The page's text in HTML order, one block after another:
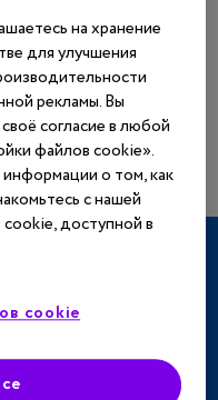
на хранение
для улучшения
рекламы. Вы
согласие в любой
файлов cookie».
о том, как
с нашей
доступной в
cookie